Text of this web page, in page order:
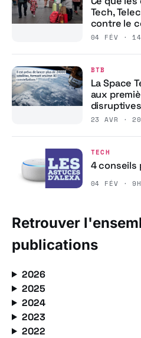
Tech,
contre le
04 FÉV ·
BTB
La Space
aux
disruptives
23 AVR ·
TECH
4 conseils
04 FÉV ·
Retrouver
publications
2026
2025
2024
2023
2022